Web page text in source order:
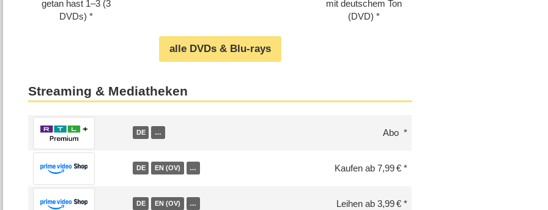
getan hast 1⁠–⁠3 (3
DVDs)
mit deutschem Ton
(DVD)
alle DVDs & Blu-rays
Streaming & Mediatheken
DE … Abo
DE EN (OV) … Kaufen ab 7,99 €
DE EN (OV) … Leihen ab 3,99 €